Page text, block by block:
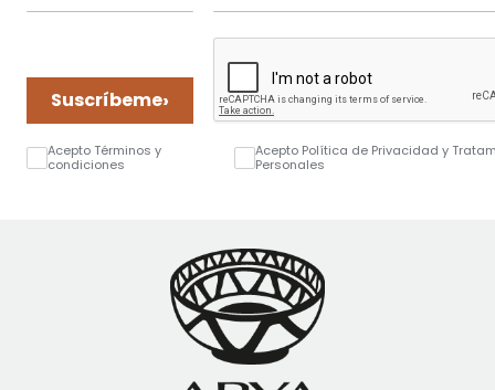
Suscríbeme›
Acepto Términos y
condiciones
Acepto Política de Privacidad y
Personales